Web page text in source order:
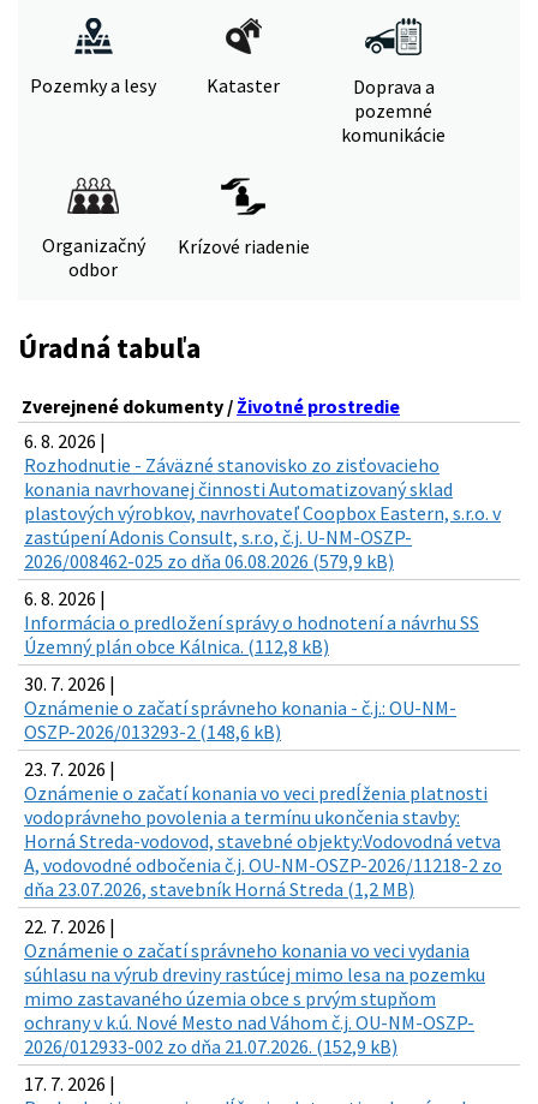
Pozemky a lesy Kataster
Doprava a
pozemné
komunikácie
Organizačný
odbor
Krízové riadenie
Úradná tabuľa
Zverejnené dokumenty / Životné prostredie
6. 8. 2026 |
Rozhodnutie - Záväzné stanovisko zo zisťovacieho
konania navrhovanej činnosti Automatizovaný sklad
plastových výrobkov, navrhovateľ Coopbox Eastern, s.r.o. v
zastúpení Adonis Consult, s.r.o, č.j. U-NM-OSZP-
2026/008462-025 zo dňa 06.08.2026 (579,9 kB)
6. 8. 2026 |
Informácia o predložení správy o hodnotení a návrhu SS
Územný plán obce Kálnica. (112,8 kB)
30. 7. 2026 |
Oznámenie o začatí správneho konania - č.j.: OU-NM-
OSZP-2026/013293-2 (148,6 kB)
23. 7. 2026 |
Oznámenie o začatí konania vo veci predĺženia platnosti
vodoprávneho povolenia a termínu ukončenia stavby:
Horná Streda-vodovod, stavebné objekty:Vodovodná vetva
A, vodovodné odbočenia č.j. OU-NM-OSZP-2026/11218-2 zo
dňa 23.07.2026, stavebník Horná Streda (1,2 MB)
22. 7. 2026 |
Oznámenie o začatí správneho konania vo veci vydania
súhlasu na výrub dreviny rastúcej mimo lesa na pozemku
mimo zastavaného územia obce s prvým stupňom
ochrany v k.ú. Nové Mesto nad Váhom č.j. OU-NM-OSZP-
2026/012933-002 zo dňa 21.07.2026. (152,9 kB)
17. 7. 2026 |